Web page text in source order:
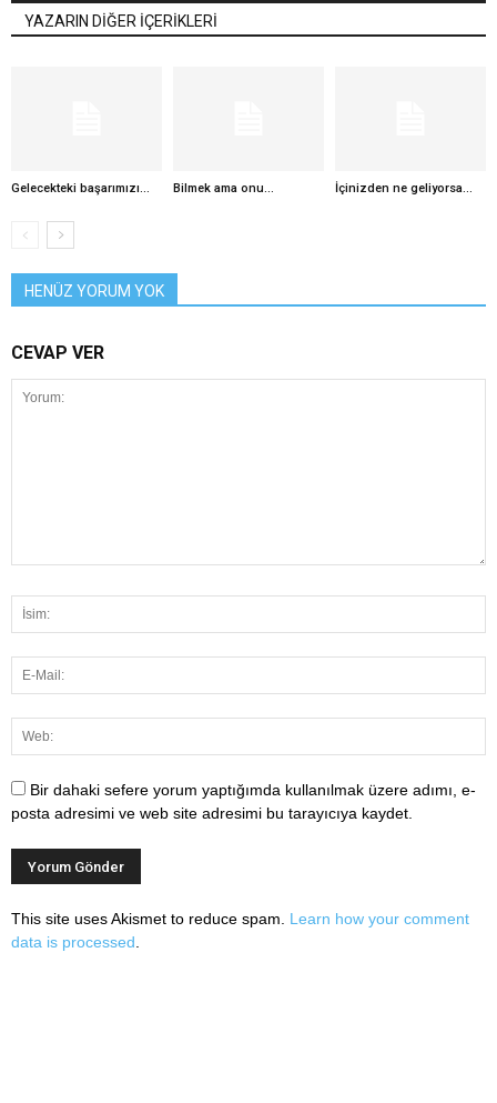
YAZARIN DİĞER İÇERİKLERİ
Gelecekteki başarımızı… Bilmek ama onu… İçinizden ne geliyorsa…
HENÜZ YORUM YOK
CEVAP VER
Bir dahaki sefere yorum yaptığımda kullanılmak üzere adımı, e-
posta adresimi ve web site adresimi bu tarayıcıya kaydet.
This site uses Akismet to reduce spam. Learn how your comment
data is processed